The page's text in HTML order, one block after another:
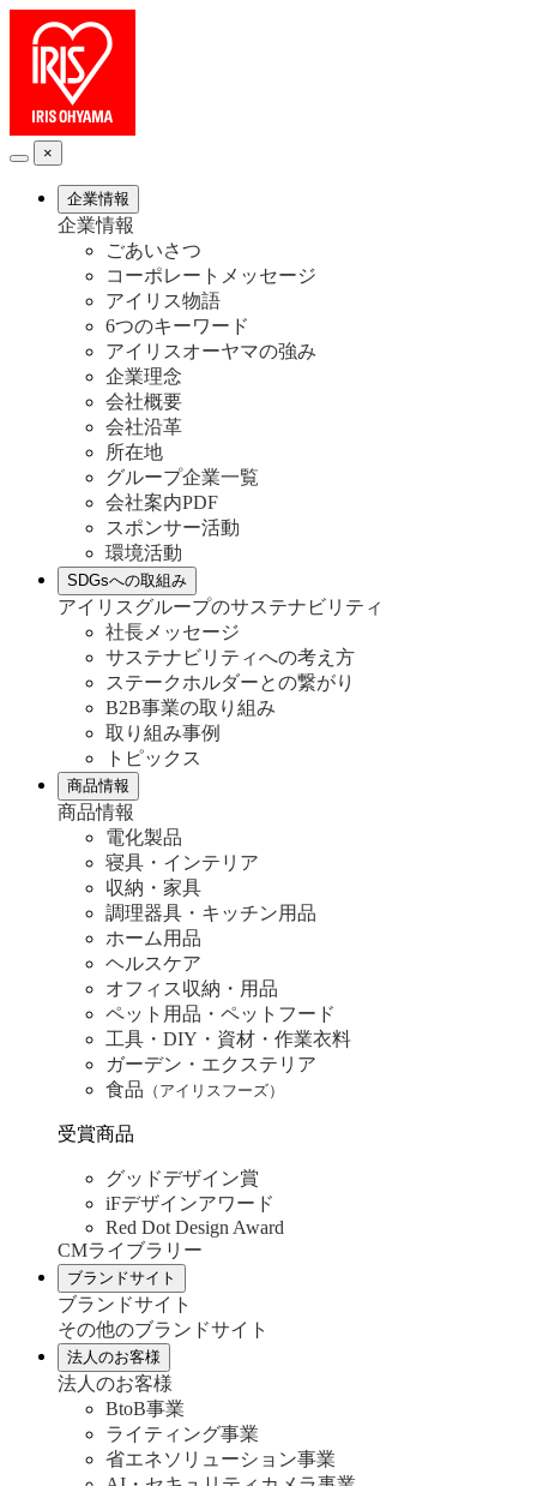
×
企業情報
企業情報
ごあいさつ
コーポレートメッセージ
アイリス物語
6つのキーワード
アイリスオーヤマの強み
企業理念
会社概要
会社沿革
所在地
グループ企業一覧
会社案内PDF
スポンサー活動
環境活動
SDGsへの取組み
アイリスグループのサステナビリティ
社長メッセージ
サステナビリティへの考え方
ステークホルダーとの繋がり
B2B事業の取り組み
取り組み事例
トピックス
商品情報
商品情報
電化製品
寝具・インテリア
収納・家具
調理器具・キッチン用品
ホーム用品
ヘルスケア
オフィス収納・用品
ペット用品・ペットフード
工具・DIY・資材・作業衣料
ガーデン・エクステリア
食品 （アイリスフーズ）
受賞商品
グッドデザイン賞
iFデザインアワード
Red Dot Design Award
CMライブラリー
ブランドサイト
ブランドサイト
その他のブランドサイト
法人のお客様
法人のお客様
BtoB事業
ライティング事業
省エネソリューション事業